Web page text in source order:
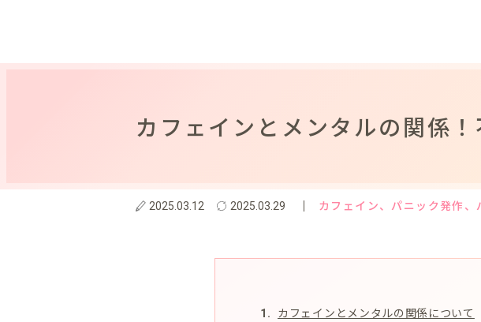
カフェインとメンタルの関係
2025.03.12 2025.03.29 カフェイン、パニック発作 、
カフェインとメンタルの関係について